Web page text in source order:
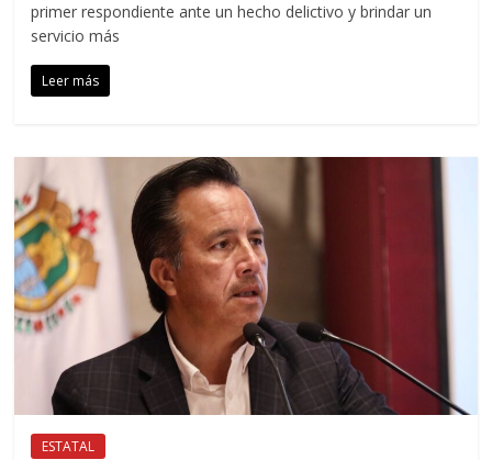
primer respondiente ante un hecho delictivo y brindar un
servicio más
Leer más
ESTATAL